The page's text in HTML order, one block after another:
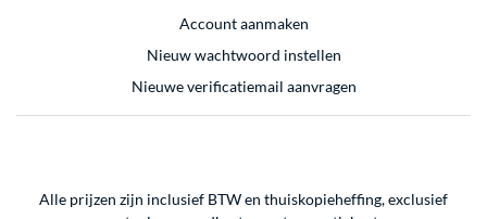
Account aanmaken
Nieuw wachtwoord instellen
Nieuwe verificatiemail aanvragen
Alle prijzen zijn inclusief BTW en thuiskopieheffing, exclusief